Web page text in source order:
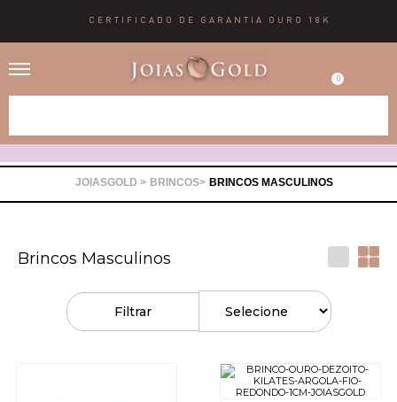
CERTIFICADO DE GARANTIA OURO 18K
0
BRINCOS BRINCOS MASCULINOS
Brincos Masculinos
Filtrar
Anéis